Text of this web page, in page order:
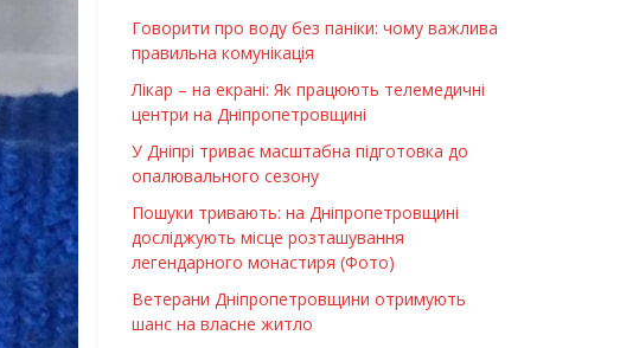
Говорити про воду без паніки: чому важлива
правильна комунікація
Лікар – на екрані: Як працюють телемедичні
центри на Дніпропетровщині
У Дніпрі триває масштабна підготовка до
опалювального сезону
Пошуки тривають: на Дніпропетровщині
досліджують місце розташування
легендарного монастиря (Фото)
Ветерани Дніпропетровщини отримують
шанс на власне житло